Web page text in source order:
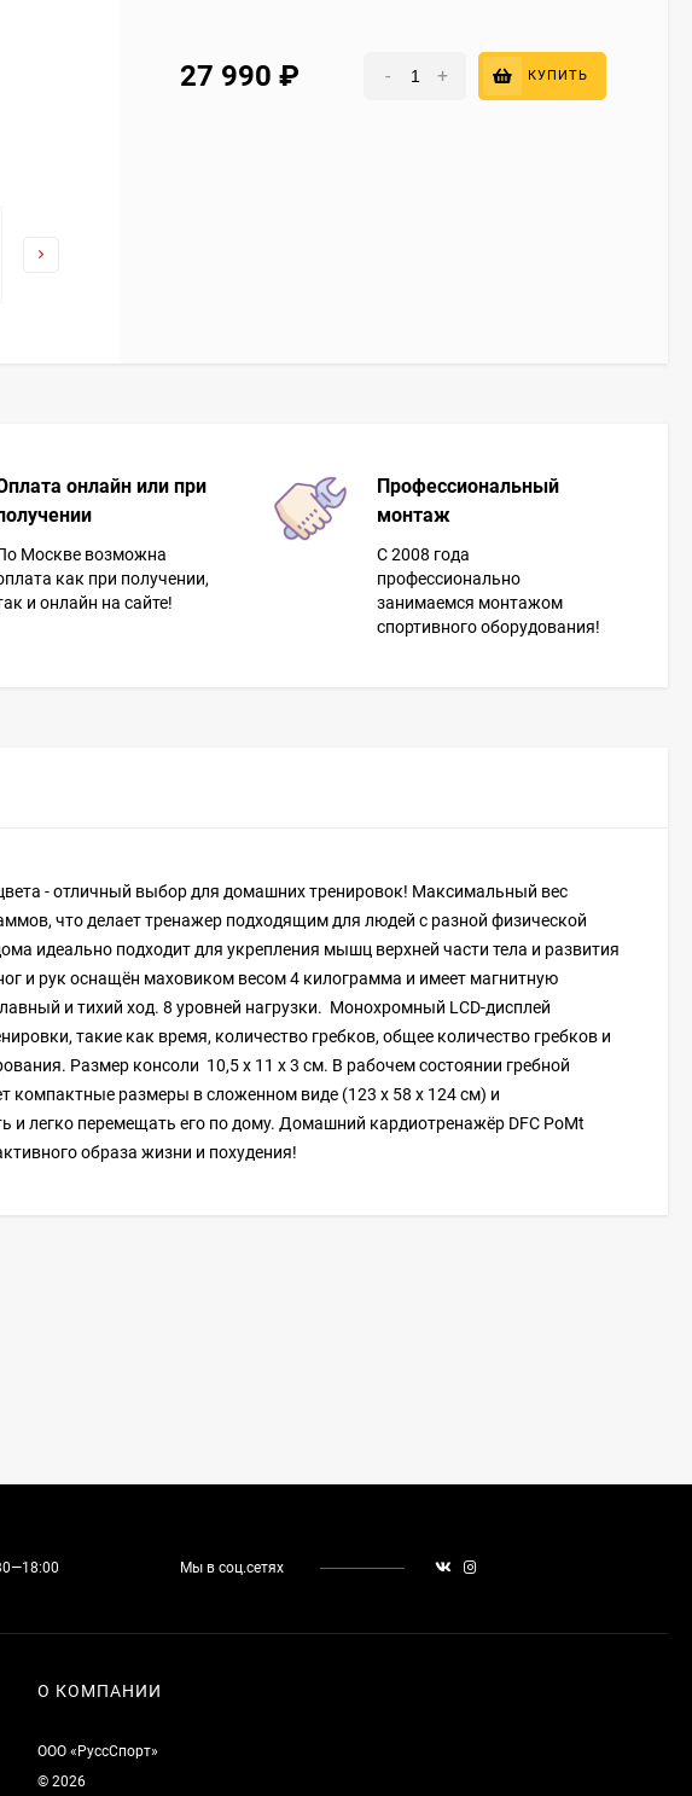
27 990 - + КУПИТЬ
онлайн или при
Москве возможна
как при получении,
и онлайн на сайте!
Профессиональный
монтаж
С 2008 года
профессионально
занимаемся монтажом
спортивного оборудования!
- отличный выбор для домашних тренировок! Максимальный вес
что делает тренажер подходящим для людей с разной физической
идеально подходит для укрепления мышц верхней части тела и развития
и рук оснащён маховиком весом 4 килограмма и имеет магнитную
и тихий ход. 8 уровней нагрузки. Монохромный LCD-дисплей
такие как время, количество гребков, общее количество гребков и
Размер консоли 10,5 х 11 х 3 см. В рабочем состоянии гребной
компактные размеры в сложенном виде (123 x 58 x 124 см) и
и легко перемещать его по дому. Домашний кардиотренажёр DFC PoMt
образа жизни и похудения!
Мы в соц.сетях
О КОМПАНИИ
ООО «РуссСпорт»
© 2026